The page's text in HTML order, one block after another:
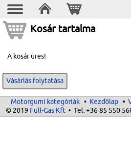
Kosár tartalma
A kosár üres!
Vásárlás folytatása
Motorgumi kategóriák • Kezdőlap •
© 2019 Full-Gas Kft• Tel:+36 85 550